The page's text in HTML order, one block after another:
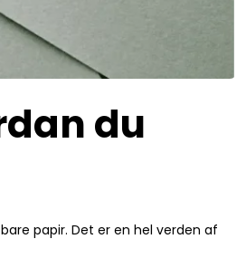
du
papir. Det er en hel verden af